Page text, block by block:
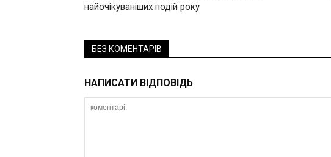
найочікуваніших подій року
БЕЗ КОМЕНТАРІВ
НАПИСАТИ ВІДПОВІДЬ